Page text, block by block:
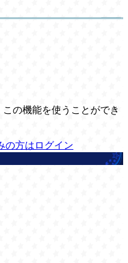
の機能を使うことができ
の方はログイン